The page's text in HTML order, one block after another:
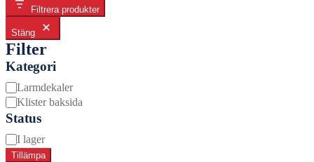
Filtrera produkter
Stäng
Filter
Kategori
Kategori
Larmdekaler
Klister baksida
Status
Tillgänglighet
I lager
Tillämpa